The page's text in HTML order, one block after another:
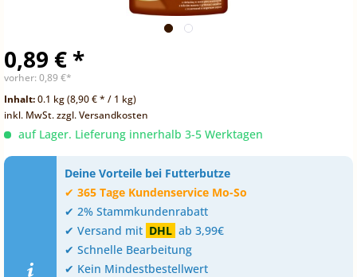
0,89 € *
vorher: 0,89 €*
Inhalt:0.1 kg (8,90 € * / 1 kg)
inkl. MwSt.zzgl. Versandkosten
auf Lager. Lieferung innerhalb 3-5 Werktagen
Deine Vorteile bei Futterbutze
✔ 365 Tage Kundenservice Mo-So
✔ 2% Stammkundenrabatt
✔ Versand mit DHL ab 3,99€
✔ Schnelle Bearbeitung
✔ Kein Mindestbestellwert